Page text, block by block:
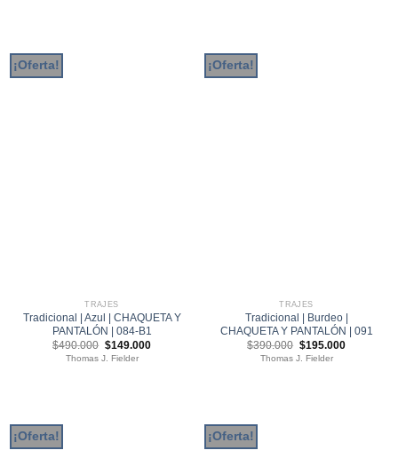
¡Oferta!
TRAJES
Tradicional | Azul | CHAQUETA Y
PANTALÓN | 084-B1
$490.000 El
precio
original
$149.000El
Thomas J. Fielder
¡Oferta!
TRAJES
Tradicional | Burdeo |
CHAQUETA Y PANTALÓN | 091
$390.000 El
precio
original
$195.000El
Thomas J. Fielder
¡Oferta! ¡Oferta!